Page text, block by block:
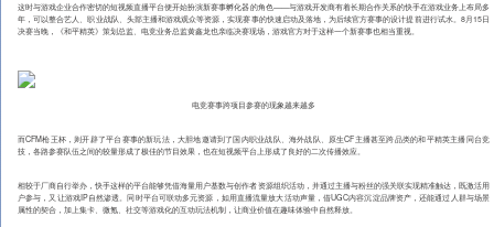
这时与游戏企业合作密切的短视频直播平台便开始扮演新赛事孵化器的角色——与游戏开发商有着长期合作关系的快手在游戏业务上布局多
年，可以整合艺人、职业战队、头部主播和游戏观众等资源，实现赛事的快速启动及落地，为后续官方赛事的设计提前进行试水。8月15日
决赛当晚，《和平精英》策划总监、电竞业务总监黄鑫龙也亲临决赛现场，游戏官方对于这样一个新赛事也相当重视。
电竞赛事跨项目参赛的现象越来越多
而CFM枪王杯，则开辟了平台赛事的新玩法，大胆地邀请到了国内职业战队、海外战队、原生CF主播甚至跨品类的和平精英主播同台竞
技，各路参赛队伍之间的较量形成了极佳的节目效果，也在短视频平台上形成了良好的二次传播效应。
相较于厂商自行举办，快手这样的平台能够凭借海量用户基数与创作者资源组织活动，并通过主播与粉丝的强关联实现精准触达，既激活用
户参与，又让游戏IP自然渗透。同时平台可联动多元资源，如用直播流量放大活动声量，借UGC内容沉淀品牌资产，还能通过人群与场景
属性的契合，加上集卡、微氪、社交等游戏化的互动玩法机制，让商业价值在趣味体验中自然释放。